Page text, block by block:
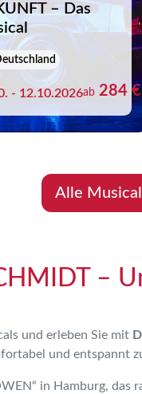
– Das
- 12.10.2026ab 284
Alle
–
und erleben Sie mit
und entspannt
in Hamburg,